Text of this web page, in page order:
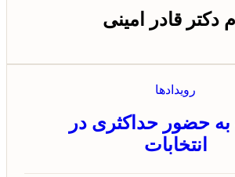
دکتر قادر امینی
رویدادها
حضور حداکثری در
انتخابات